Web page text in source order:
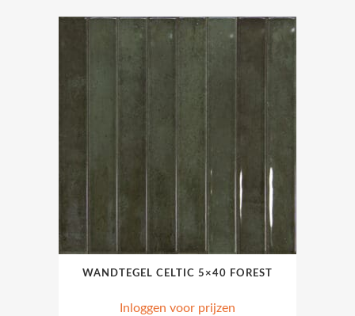
WANDTEGEL CELTIC 5×40 FOREST
Inloggen voor prijzen